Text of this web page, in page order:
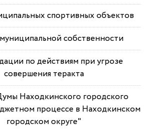
спортивных объектов
собственности
по действиям при угрозе
совершения теракта
Находкинского городского
процессе в Находкинском
городском округе"